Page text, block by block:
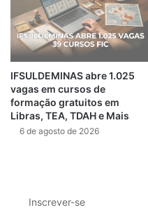
IFSULDEMINAS abre 1.025
vagas em cursos de
formação gratuitos em
Libras, TEA, TDAH e Mais
6 de agosto de 2026
Inscrever-se